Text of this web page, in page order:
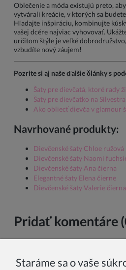
Oblečenie a móda existujú preto,
vytvárali kreácie, v ktorých sa
Hľadajte inšpiráciu, kombinujte
vašej dcére najviac vyhovovať.
určitom štýle je veľké
vzbudíte nový záujem!
Pozrite si aj naše ďalšie články s
Šaty pre dievčatá, ktoré rady
Šaty pre dievčatko na
Ako obliecť dievča v glamour
Navrhované produkty:
Dievčenské šaty Chloe ružová
Dievčenské šaty Naomi
Dievčenské šaty Ana čierna
Elegantné šaty Elena čierne
Dievčenské šaty Valerie čierna
Pridať komentáre
Staráme sa o vaše